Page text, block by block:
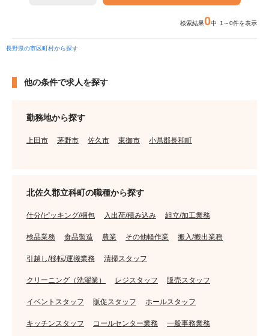
検索結果0中 1～0件を表示
長野県の市区町村から探す
他の条件で求人を探す
勤務地から探す
上田市 茅野市 佐久市 東御市 小県郡長和町
北佐久郡立科町の職種から探す
仕分/ピッキング/梱包 入出荷/積み込み 組立/加工業務
検品業務 食品製造 農業 その他軽作業 搬入/搬出業務
引越し/移転/運搬業務 清掃スタッフ
クリーニング（洗濯業） レジスタッフ 販売スタッフ
イベントスタッフ 販促スタッフ ホールスタッフ
キッチンスタッフ コールセンター業務 一般事務業務